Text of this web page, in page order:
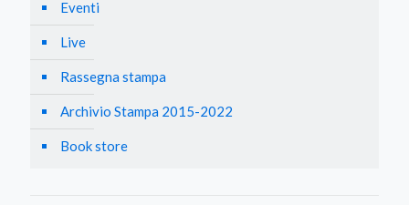
Eventi
Live
Rassegna stampa
Archivio Stampa 2015-2022
Book store